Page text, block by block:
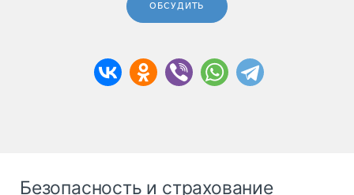
ОБСУДИТЬ
Безопасность и страхование